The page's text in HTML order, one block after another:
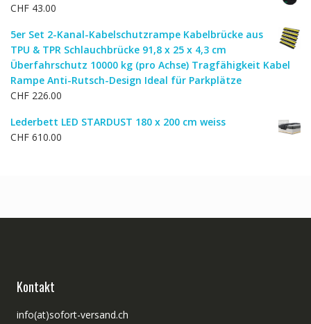
CHF 43.00
5er Set 2-Kanal-Kabelschutzrampe Kabelbrücke aus
TPU & TPR Schlauchbrücke 91,8 x 25 x 4,3 cm
Überfahrschutz 10000 kg (pro Achse) Tragfähigkeit Kabel
Rampe Anti-Rutsch-Design Ideal für Parkplätze
CHF 226.00
Lederbett LED STARDUST 180 x 200 cm weiss
CHF 610.00
Kontakt
info(at)sofort-versand.ch